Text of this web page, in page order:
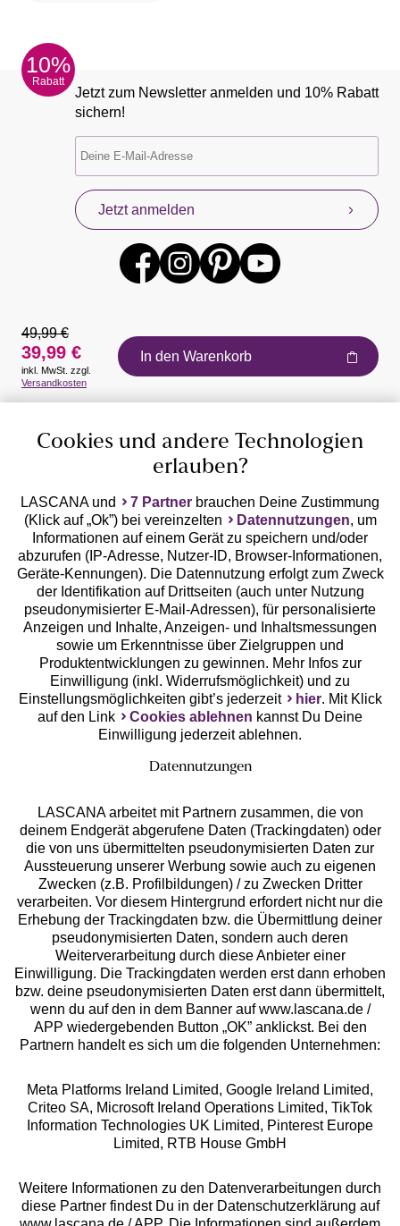
10%
Rabatt
Jetzt zum Newsletter anmelden und 10% Rabatt
sichern!
Jetzt anmelden
Auszeichnungen
Geprüfte Sicherheit
Unsere Apps
Services
Beratung
Über uns
Rechtliches
Alle Preise inkl. MwSt., zzgl.
Versandkosten
** Bonität vorausgesetzt, berechtigt zur Bonitätsprüfung
49,99 €
39,99 €
inkl. MwSt. zzgl.
Versandkosten
In den Warenkorb
Cookies und andere Technologien
erlauben?
LASCANA und 7 Partner brauchen Deine Zustimmung
(Klick auf „Ok”) bei vereinzelten
Datennutzungen, um
Informationen auf einem Gerät zu speichern und/oder
abzurufen (IP-Adresse, Nutzer-ID, Browser-Informationen,
Geräte-Kennungen). Die Datennutzung erfolgt zum Zweck
der Identifikation auf Drittseiten (auch unter Nutzung
pseudonymisierter E-Mail-Adressen), für personalisierte
Anzeigen und Inhalte, Anzeigen- und Inhaltsmessungen
sowie um Erkenntnisse über Zielgruppen und
Produktentwicklungen zu gewinnen. Mehr Infos zur
Einwilligung (inkl. Widerrufsmöglichkeit) und zu
Einstellungsmöglichkeiten gibt’s jederzeit
hier. Mit Klick
auf den Link
Cookies ablehnen kannst Du Deine
Einwilligung jederzeit ablehnen.
Datennutzungen
LASCANA arbeitet mit Partnern zusammen, die von
deinem Endgerät abgerufene Daten (Trackingdaten) oder
die von uns übermittelten pseudonymisierten Daten zur
Aussteuerung unserer Werbung sowie auch zu eigenen
Zwecken (z.B. Profilbildungen) / zu Zwecken Dritter
verarbeiten. Vor diesem Hintergrund erfordert nicht nur die
Erhebung der Trackingdaten bzw. die Übermittlung deiner
pseudonymisierten Daten, sondern auch deren
Weiterverarbeitung durch diese Anbieter einer
Einwilligung. Die Trackingdaten werden erst dann erhoben
bzw. deine pseudonymisierten Daten erst dann übermittelt,
wenn du auf den in dem Banner auf www.lascana.de /
APP wiedergebenden Button „OK” anklickst. Bei den
Partnern handelt es sich um die folgenden Unternehmen:
Meta Platforms Ireland Limited, Google Ireland Limited,
Criteo SA, Microsoft Ireland Operations Limited, TikTok
Information Technologies UK Limited, Pinterest Europe
Limited, RTB House GmbH
Weitere Informationen zu den Datenverarbeitungen durch
diese Partner findest Du in der Datenschutzerklärung auf